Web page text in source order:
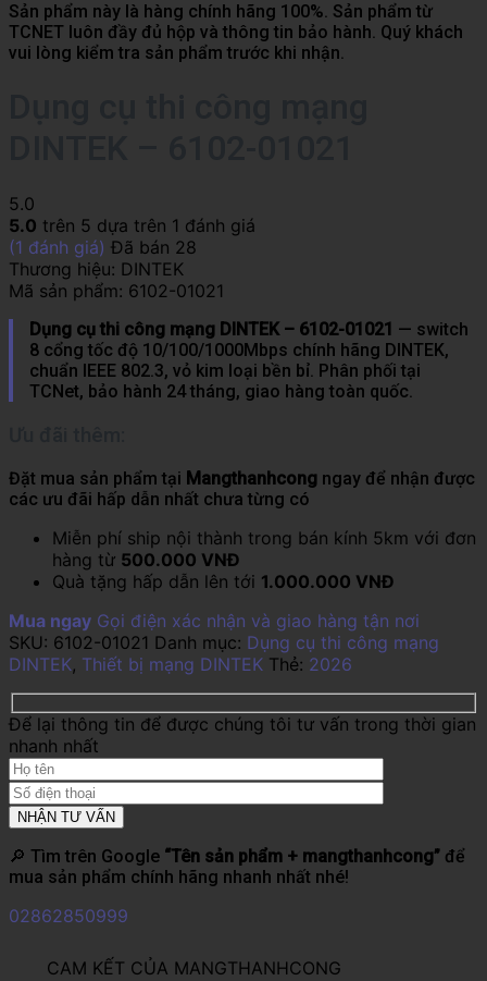
Sản phẩm này là hàng chính hãng 100%. Sản phẩm từ
TCNET luôn đầy đủ hộp và thông tin bảo hành. Quý khách
vui lòng kiểm tra sản phẩm trước khi nhận.
5.0
5.0 trên 5 dựa trên 1 đánh giá
(1 đánh giá) Đã bán 28
Thương hiệu: DINTEK
Mã sản phẩm: 6102-01021
Dụng cụ thi công mạng DINTEK – 6102-01021 — switch
8 cổng tốc độ 10/100/1000Mbps chính hãng DINTEK,
chuẩn IEEE 802.3, vỏ kim loại bền bỉ. Phân phối tại
TCNet, bảo hành 24 tháng, giao hàng toàn quốc.
Đặt mua sản phẩm tại Mangthanhcong ngay để nhận được
các ưu đãi hấp dẫn nhất chưa từng có
Miễn phí ship nội thành trong bán kính 5km với đơn
hàng từ 500.000 VNĐ
Quà tặng hấp dẫn lên tới 1.000.000 VNĐ
Mua ngay Gọi điện xác nhận và giao hàng tận nơi
SKU: 6102-01021 Danh mục: Dụng cụ thi công mạng
DINTEK, Thiết bị mạng DINTEK Thẻ: 2026
Để lại thông tin để được chúng tôi tư vấn trong thời gian
nhanh nhất
🔎 Tìm trên Google “Tên sản phẩm + mangthanhcong” để
mua sản phẩm chính hãng nhanh nhất nhé!
02862850999
CAM KẾT CỦA MANGTHANHCONG